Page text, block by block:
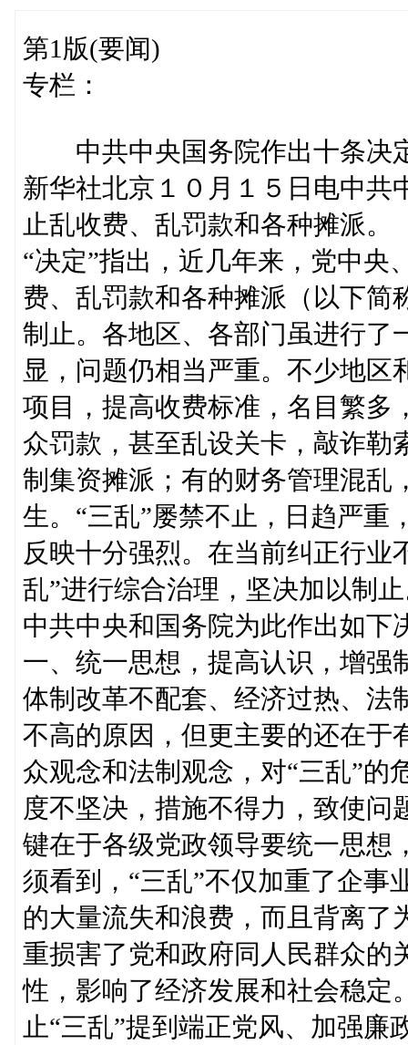
第1版(要闻)
专栏：
中共中央国务院作出十条决
新华社北京１０月１５日电中共
止乱收费、乱罚款和各种摊派。
“决定”指出，近几年来，党中央
费、乱罚款和各种摊派（以下简
制止。各地区、各部门虽进行了
显，问题仍相当严重。不少地区
项目，提高收费标准，名目繁多
众罚款，甚至乱设关卡，敲诈勒
制集资摊派；有的财务管理混乱
生。“三乱”屡禁不止，日趋严重
反映十分强烈。在当前纠正行业
乱”进行综合治理，坚决加以制
中共中央和国务院为此作出如下
一、统一思想，提高认识，增强
体制改革不配套、经济过热、法
不高的原因，但更主要的还在于
众观念和法制观念，对“三乱”的
度不坚决，措施不得力，致使问
键在于各级党政领导要统一思想
须看到，“三乱”不仅加重了企事
的大量流失和浪费，而且背离了
重损害了党和政府同人民群众的
性，影响了经济发展和社会稳定
止“三乱”提到端正党风、加强